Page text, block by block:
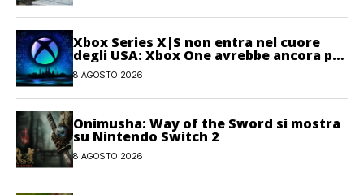
Xbox Series X|S non entra nel cuore
degli USA: Xbox One avrebbe ancora più
giocatori attivi
8 AGOSTO 2026
Onimusha: Way of the Sword si mostra
su Nintendo Switch 2
8 AGOSTO 2026